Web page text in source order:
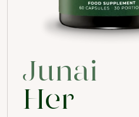
Junai
Her